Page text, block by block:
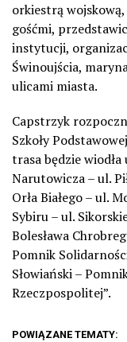
orkiestrą
gośćmi,
instytucji,
Świnoujścia,
ulicami miasta.
Capstrzyk
Szkoły
trasa będzie
Narutowicza – ul.
Orła Białego – ul.
Sybiru – ul.
Bolesława
Pomnik
Słowiański –
Rzeczpospolitej”.
POWIĄZANE TEMATY: